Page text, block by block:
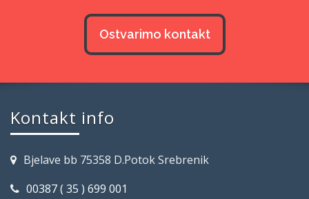
Ostvarimo kontakt
Kontakt info
Bjelave bb 75358 D.Potok Srebrenik
00387 ( 35 ) 699 001